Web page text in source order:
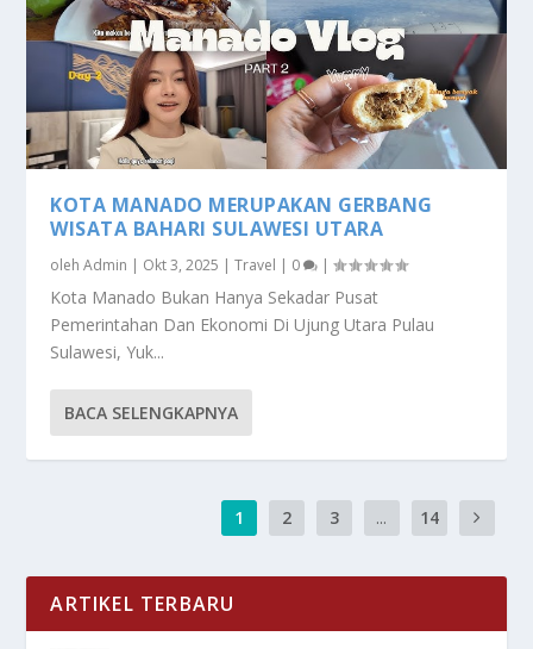
KOTA MANADO MERUPAKAN GERBANG
WISATA BAHARI SULAWESI UTARA
olehAdmin | Okt 3, 2025 |Travel | 0 |
Kota Manado Bukan Hanya Sekadar Pusat
Pemerintahan Dan Ekonomi Di Ujung Utara Pulau
Sulawesi, Yuk...
BACA SELENGKAPNYA
1 2 3 ... 14
ARTIKEL TERBARU